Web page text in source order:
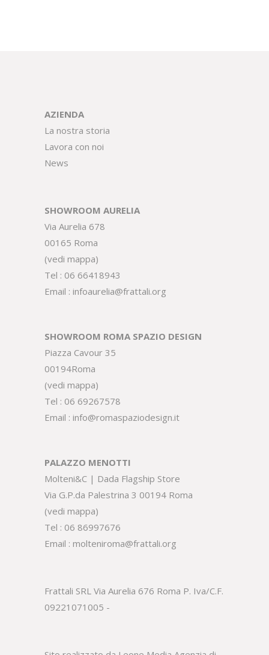
AZIENDA
La nostra storia
Lavora con noi
News
SHOWROOM AURELIA
Via Aurelia 678
00165 Roma
(vedi mappa)
Tel : 06 66418943
Email : infoaurelia@frattali.org
SHOWROOM ROMA SPAZIO DESIGN
Piazza Cavour 35
00194Roma
(vedi mappa)
Tel : 06 69267578
Email : info@romaspaziodesign.it
PALAZZO MENOTTI
Molteni&C | Dada Flagship Store
Via G.P.da Palestrina 3 00194 Roma
(vedi mappa)
Tel : 06 86997676
Email : molteniroma@frattali.org
Frattali SRL Via Aurelia 676 Roma P. Iva/C.F.
09221071005 -